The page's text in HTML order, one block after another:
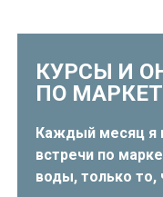
КУРСЫ И
ПО
Каждый месяц я
встречи по
воды, только то,